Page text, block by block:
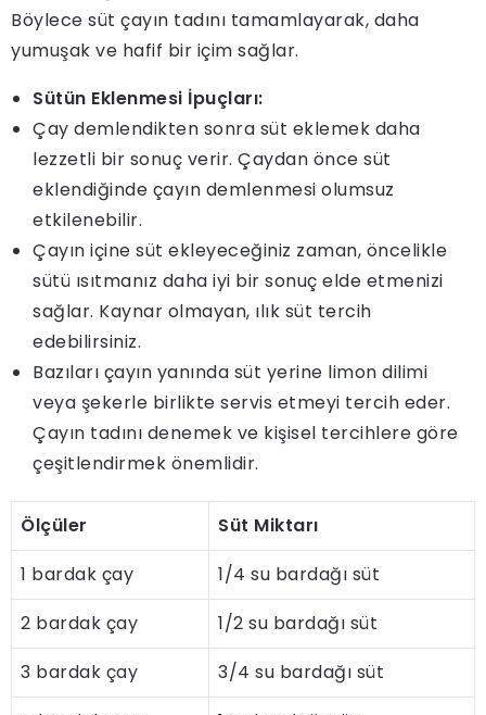
Böylece süt çayın tadını tamamlayarak, daha
yumuşak ve hafif bir içim sağlar.
Sütün Eklenmesi İpuçları:
Çay demlendikten sonra süt eklemek daha
lezzetli bir sonuç verir. Çaydan önce süt
eklendiğinde çayın demlenmesi olumsuz
etkilenebilir.
Çayın içine süt ekleyeceğiniz zaman, öncelikle
sütü ısıtmanız daha iyi bir sonuç elde etmenizi
sağlar. Kaynar olmayan, ılık süt tercih
edebilirsiniz.
Bazıları çayın yanında süt yerine limon dilimi
veya şekerle birlikte servis etmeyi tercih eder.
Çayın tadını denemek ve kişisel tercihlere göre
çeşitlendirmek önemlidir.
Ölçüler
Süt Miktarı
1 bardak çay
1/4 su bardağı süt
2 bardak çay
1/2 su bardağı süt
3 bardak çay
3/4 su bardağı süt